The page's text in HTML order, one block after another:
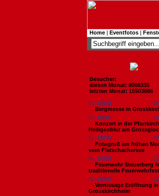
Home | Eventfotos |
Besucher:
diesen Monat: 8008335
letzten Monat: 15503886
Nr. 18801
Bergmesse in
Nr. 18800
Konzert in der
Heiligenblut am
Nr. 18799
Fotogruß am frühen
vom Flatschachersee
Nr. 18798
Feuerwehr Steuerberg
traditionelle Feuerwehrfest
Nr. 18797
Vernissage Eröffnung in
Grosskirchheim